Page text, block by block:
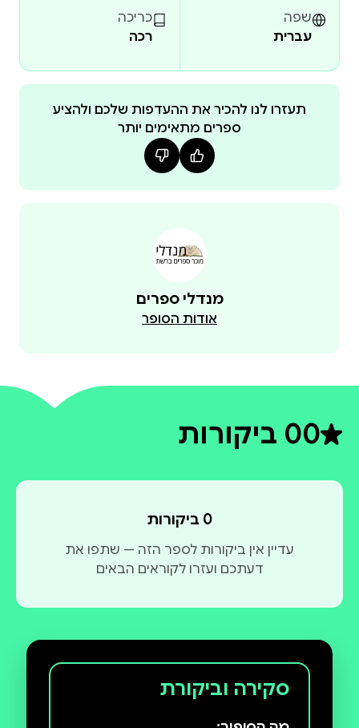
שפה
עברית
כריכה
רכה
תעזרו לנו להכיר את ההעדפות שלכם ולהציע
ספרים מתאימים יותר
מנדלי ספרים
אודות הסופר
0דירוג ממוצע 0 מתוך 5
0 ביקורות
0 ביקורות
עדיין אין ביקורות לספר הזה — שתפו את
דעתכם ועזרו לקוראים הבאים
סקירה וביקורת